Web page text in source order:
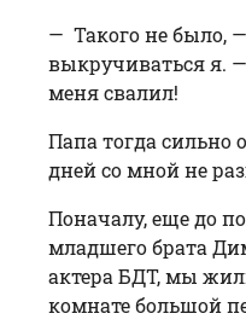
— Такого не было,
выкручиваться я.
меня свалил!
Папа тогда сильно
дней со мной не
Поначалу, еще до
младшего брата
актера БДТ, мы
комнате большой